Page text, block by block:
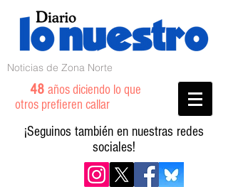
Noticias de Zona Norte
48 años diciendo lo que
otros prefieren callar
¡Seguinos también en nuestras redes
sociales!